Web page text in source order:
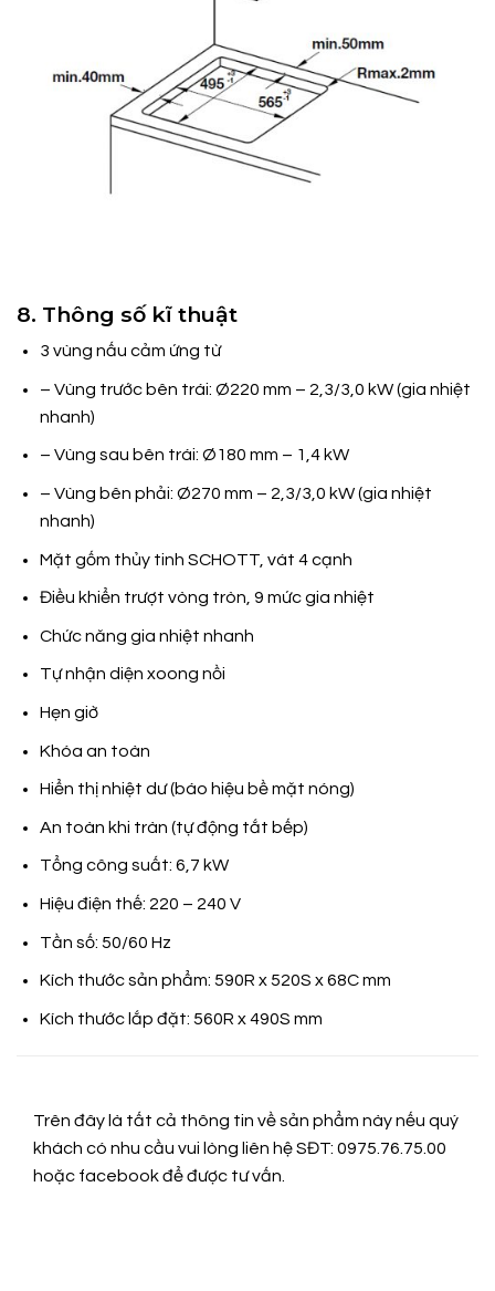
8. Thông số kĩ thuật
3 vùng nấu cảm ứng từ
– Vùng trước bên trái: Ø220 mm – 2,3/3,0 kW (gia nhiệt
nhanh)
– Vùng sau bên trái: Ø180 mm – 1,4 kW
– Vùng bên phải: Ø270 mm – 2,3/3,0 kW (gia nhiệt
nhanh)
Mặt gốm thủy tinh SCHOTT, vát 4 cạnh
Điều khiển trượt vòng tròn, 9 mức gia nhiệt
Chức năng gia nhiệt nhanh
Tự nhận diện xoong nồi
Hẹn giờ
Khóa an toàn
Hiển thị nhiệt dư (báo hiệu bề mặt nóng)
An toàn khi tràn (tự động tắt bếp)
Tổng công suất: 6,7 kW
Hiệu điện thế: 220 – 240 V
Tần số: 50/60 Hz
Kích thước sản phẩm: 590R x 520S x 68C mm
Kích thước lắp đặt: 560R x 490S mm
Trên đây là tất cả thông tin về sản phẩm này nếu quý
khách có nhu cầu vui lòng liên hệ SĐT: 0975.76.75.00
hoặc facebookđể được tư vấn.